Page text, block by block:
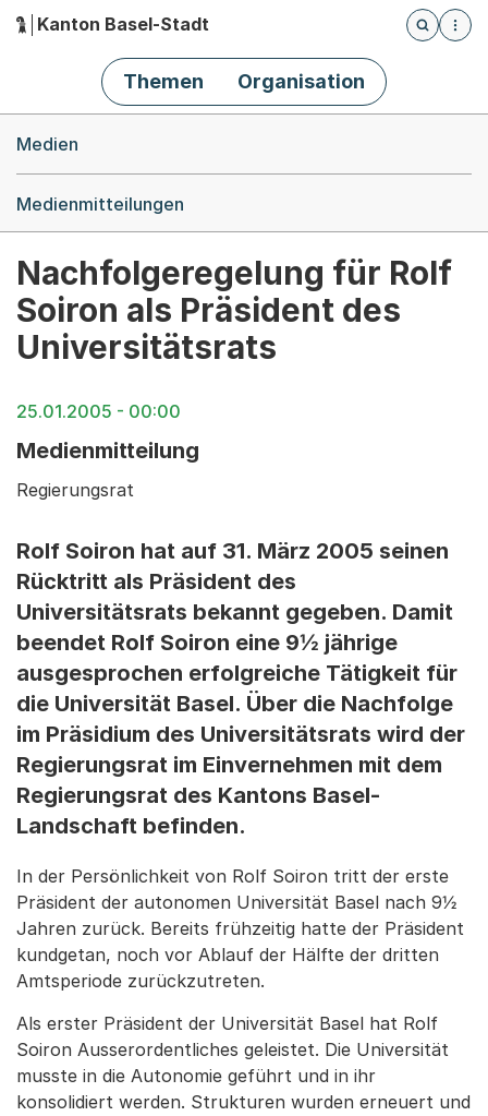
Hauptnavigation
Kanton Basel-Stadt
Öffnet
Themen Organisation
Medien
Medienmitteilungen
Nachfolgeregelung für Rolf
Soiron als Präsident des
Universitätsrats
25.01.2005 - 00:00
Medienmitteilung
Regierungsrat
Rolf Soiron hat auf 31. März 2005 seinen
Rücktritt als Präsident des
Universitätsrats bekannt gegeben. Damit
beendet Rolf Soiron eine 9½ jährige
ausgesprochen erfolgreiche Tätigkeit für
die Universität Basel. Über die Nachfolge
im Präsidium des Universitätsrats wird der
Regierungsrat im Einvernehmen mit dem
Regierungsrat des Kantons Basel-
Landschaft befinden.
In der Persönlichkeit von Rolf Soiron tritt der erste
Präsident der autonomen Universität Basel nach 9½
Jahren zurück. Bereits frühzeitig hatte der Präsident
kundgetan, noch vor Ablauf der Hälfte der dritten
Amtsperiode zurückzutreten.
Als erster Präsident der Universität Basel hat Rolf
Soiron Ausserordentliches geleistet. Die Universität
musste in die Autonomie geführt und in ihr
konsolidiert werden. Strukturen wurden erneuert und